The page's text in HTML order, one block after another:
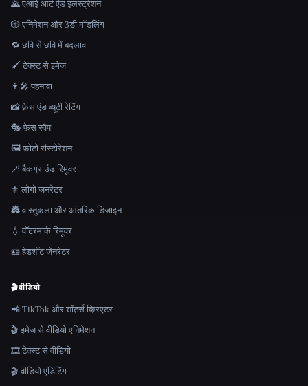
🌄 एआई आर्ट एंड इलस्ट्रेशन
🎲 एनिमेशन और 3डी मॉडलिंग
🔁 छवि से छवि में बदलाव
🖌️ टेक्स्ट से इमेज
👩‍🎤 पहनावा
📸 फ़ेस एंड ब्यूटी रेटिंग
🎭 फ़ेस स्वैप
🖼️ फ़ोटो रीस्टोरेशन
🪄 बैकग्राउंड रिमूवर
⚜️ लोगो जनरेटर
🏯 वास्तुकला और आंतरिक डिजाइन
💧 वॉटरमार्क रिमूवर
🪪 हेडशॉट जेनरेटर
🎬वीडियो
📲 TikTok और शॉर्ट्स क्रिएटर
🎬 इमेज से वीडियो एनिमेशन
🎞️ टेक्स्ट से वीडियो
🎬 वीडियो एडिटिंग